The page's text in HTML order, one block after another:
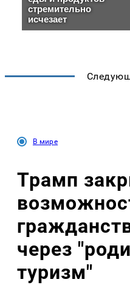
В мире
Трамп
через
туризм"